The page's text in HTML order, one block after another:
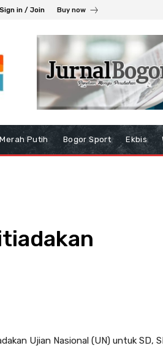
Sign in / Join Buy now
Putih Bogor Sport Ekbis
Ujian Nasional (UN) untuk SD,